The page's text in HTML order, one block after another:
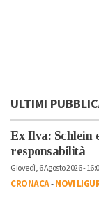
ULTIMI
Ex Ilva: Schlein
responsabilità
Giovedì, 6 Agosto 2026 -
CRONACA-NOVI